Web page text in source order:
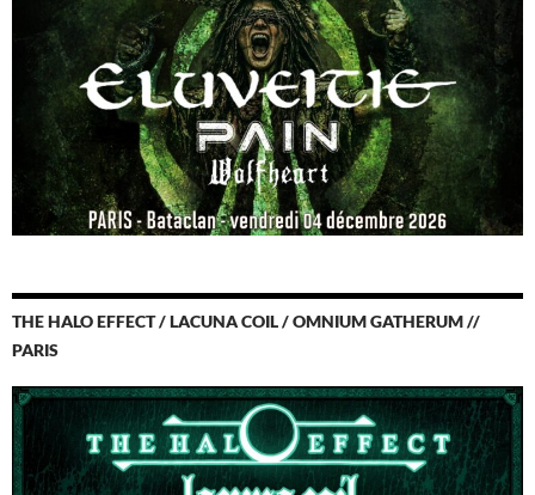
THE HALO EFFECT / LACUNA COIL / OMNIUM GATHERUM //
PARIS